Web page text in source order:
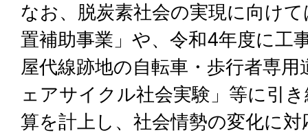
なお、脱炭素社会の実現に向け
置補助事業」や、令和4年度に工
屋代線跡地の自転車・歩行者専
ェアサイクル社会実験」等に引
算を計上し、社会情勢の変化に